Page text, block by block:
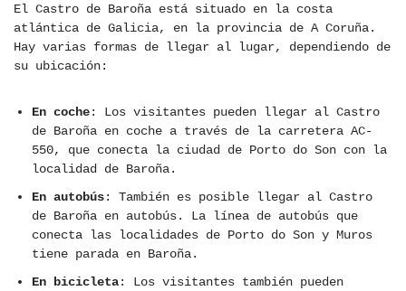
El Castro de Baroña está situado en la costa
atlántica de Galicia, en la provincia de A Coruña.
Hay varias formas de llegar al lugar, dependiendo de
su ubicación:
En coche: Los visitantes pueden llegar al Castro
de Baroña en coche a través de la carretera AC-
550, que conecta la ciudad de Porto do Son con la
localidad de Baroña.
En autobús: También es posible llegar al Castro
de Baroña en autobús. La línea de autobús que
conecta las localidades de Porto do Son y Muros
tiene parada en Baroña.
En bicicleta: Los visitantes también pueden